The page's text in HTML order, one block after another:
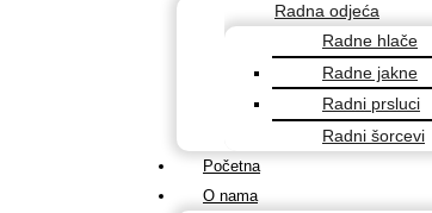
Radna odjeća
Radne hlače
Radne jakne
Radni prsluci
Radni šorcevi
Početna
O nama